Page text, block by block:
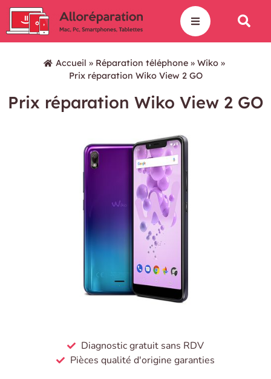
Accueil » Réparation téléphone » Wiko »
Prix réparation Wiko View 2 GO
Prix réparation Wiko View 2 GO
Diagnostic gratuit sans RDV
Pièces qualité d'origine garanties